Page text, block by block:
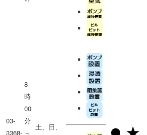
03-
3368-
8
時
00
分
～
土、日、